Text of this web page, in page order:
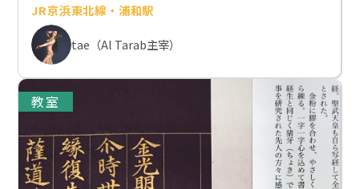
JR京浜東北線・浦和駅
tae（Al Tarab主宰）
教室